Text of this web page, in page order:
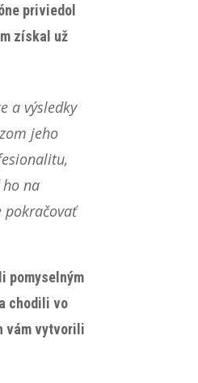
priviedol
získal už
a výsledky
jeho
na
pokračovať
pomyselným
chodili vo
vám vytvorili